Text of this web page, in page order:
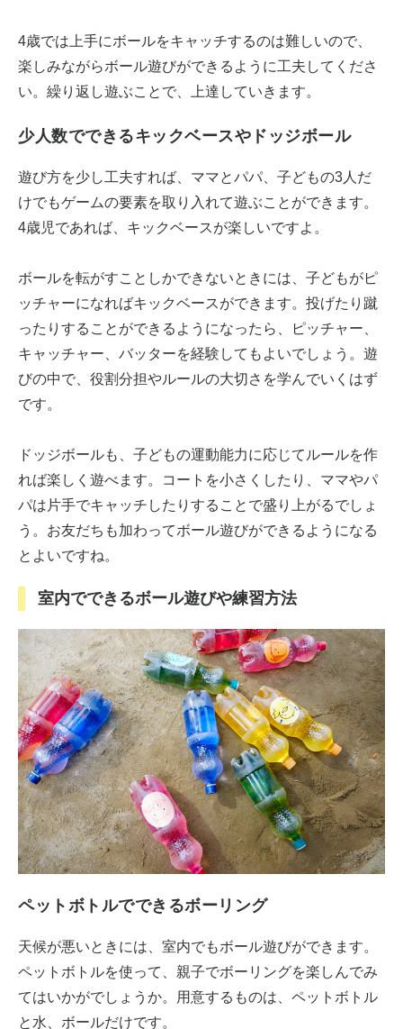
4歳では上手にボールをキャッチするのは難しいので、
楽しみながらボール遊びができるように工夫してくださ
い。繰り返し遊ぶことで、上達していきます。
少人数でできるキックベースやドッジボール
遊び方を少し工夫すれば、ママとパパ、子どもの3人だ
けでもゲームの要素を取り入れて遊ぶことができます。
4歳児であれば、キックベースが楽しいですよ。
ボールを転がすことしかできないときには、子どもがピ
ッチャーになればキックベースができます。投げたり蹴
ったりすることができるようになったら、ピッチャー、
キャッチャー、バッターを経験してもよいでしょう。遊
びの中で、役割分担やルールの大切さを学んでいくはず
です。
ドッジボールも、子どもの運動能力に応じてルールを作
れば楽しく遊べます。コートを小さくしたり、ママやパ
パは片手でキャッチしたりすることで盛り上がるでしょ
う。お友だちも加わってボール遊びができるようになる
とよいですね。
室内でできるボール遊びや練習方法
ペットボトルでできるボーリング
天候が悪いときには、室内でもボール遊びができます。
ペットボトルを使って、親子でボーリングを楽しんでみ
てはいかがでしょうか。用意するものは、ペットボトル
と水、ボールだけです。